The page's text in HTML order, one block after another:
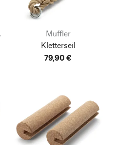
Muffler
Kletterseil
79,90 €